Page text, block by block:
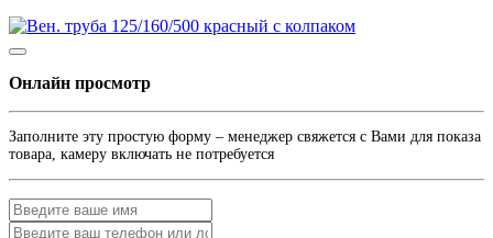
Онлайн просмотр
Заполните эту простую форму – менеджер свяжется с Вами для показа
товара, камеру включать не потребуется